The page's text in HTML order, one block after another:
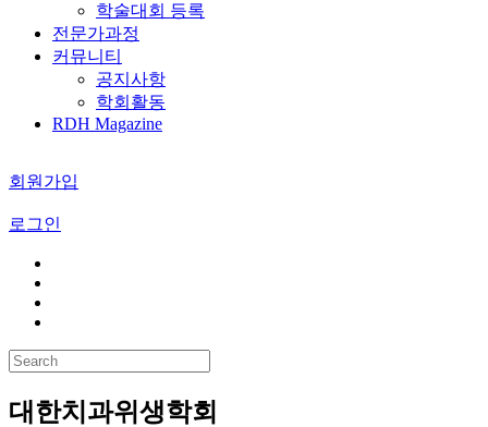
학술대회 등록
전문가과정
커뮤니티
공지사항
학회활동
RDH Magazine
회원가입
로그인
대한치과위생학회